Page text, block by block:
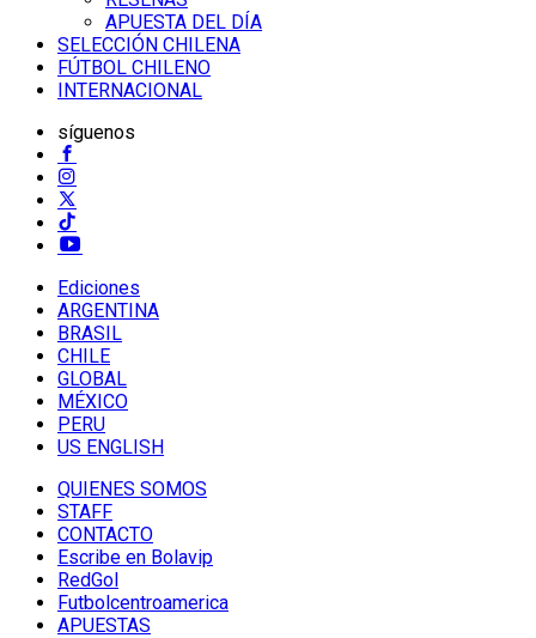
APUESTA DEL DÍA
SELECCIÓN CHILENA
FÚTBOL CHILENO
INTERNACIONAL
síguenos
Ediciones
ARGENTINA
BRASIL
CHILE
GLOBAL
MÉXICO
PERU
US ENGLISH
QUIENES SOMOS
STAFF
CONTACTO
Escribe en Bolavip
RedGol
Futbolcentroamerica
APUESTAS